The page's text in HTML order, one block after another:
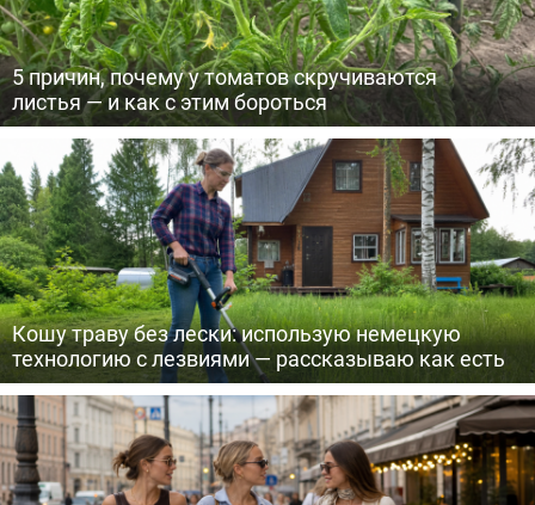
5 причин, почему у томатов скручиваются
листья — и как с этим бороться
Кошу траву без лески: использую немецкую
технологию с лезвиями — рассказываю как есть